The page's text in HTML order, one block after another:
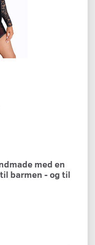
med en
barmen - og til